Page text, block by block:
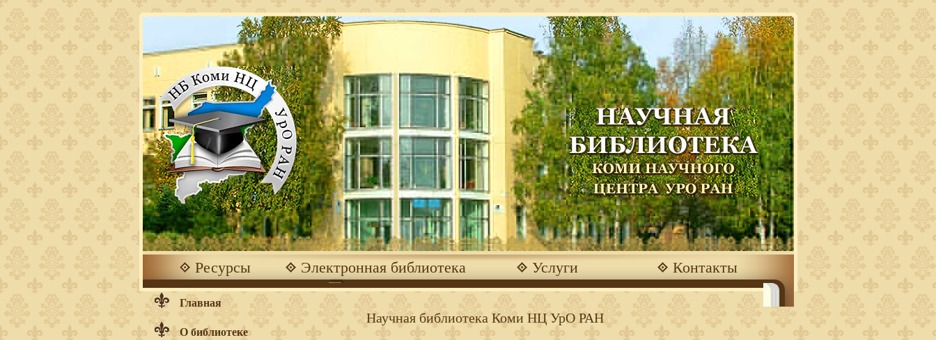
Ресурсы Электронная библиотека Услуги Контакты
Главная
О библиотеке
Научная библиотека Коми НЦ УрО РАН